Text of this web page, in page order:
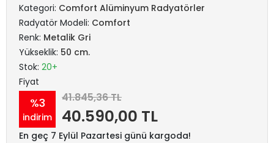
Kategori: Comfort Alüminyum Radyatörler
Radyatör Modeli: Comfort
Renk: Metalik Gri
Yükseklik: 50 cm.
Stok: 20+
Fiyat
%3
indirim
41.845,36 TL
40.590,00 TL
En geç 7 Eylül Pazartesi günü kargoda!